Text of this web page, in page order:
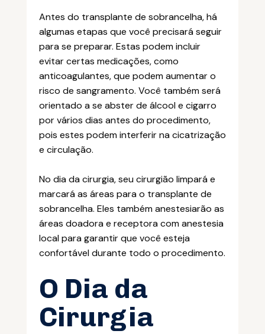
Antes do transplante de sobrancelha, há
algumas etapas que você precisará seguir
para se preparar. Estas podem incluir
evitar certas medicações, como
anticoagulantes, que podem aumentar o
risco de sangramento. Você também será
orientado a se abster de álcool e cigarro
por vários dias antes do procedimento,
pois estes podem interferir na cicatrização
e circulação.
No dia da cirurgia, seu cirurgião limpará e
marcará as áreas para o transplante de
sobrancelha. Eles também anestesiarão as
áreas doadora e receptora com anestesia
local para garantir que você esteja
confortável durante todo o procedimento.
O Dia da
Cirurgia